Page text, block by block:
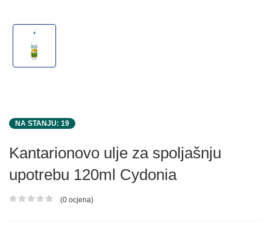
NA STANJU: 19
Kantarionovo ulje za spoljašnju
upotrebu 120ml Cydonia
Ocjena proizvoda
(0 ocjena)